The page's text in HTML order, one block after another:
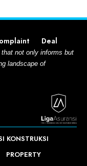
Deal
not only informs but
landscape of
KONSTRUKSI
PROPERTY